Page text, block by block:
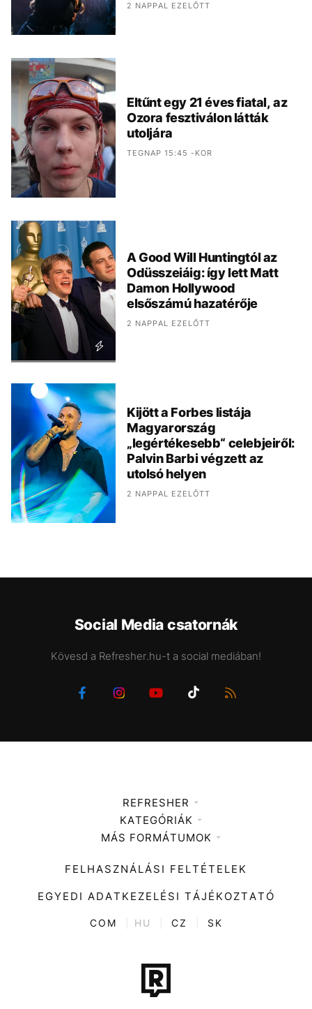
2 NAPPAL EZELŐTT
Eltűnt egy 21 éves fiatal, az
Ozora fesztiválon látták
utoljára
TEGNAP 15:45 -KOR
A Good Will Huntingtól az
Odüsszeiáig: így lett Matt
Damon Hollywood
elsőszámú hazatérője
2 NAPPAL EZELŐTT
Kijött a Forbes listája
Magyarország
„legértékesebb“ celebjeiről:
Palvin Barbi végzett az
utolsó helyen
2 NAPPAL EZELŐTT
Social Media csatornák
Kövesd a Refresher.hu-t a social mediában!
REFRESHER
Médiaajánlat
KATEGÓRIÁK
Zene
Divat
Kultúra
ENTR
Tech-Tudomány
Sport
MÁS FORMÁTUMOK
FELHASZNÁLÁSI FELTÉTELEK
EGYEDI ADATKEZELÉSI TÁJÉKOZTATÓ
COM HU CZ SK